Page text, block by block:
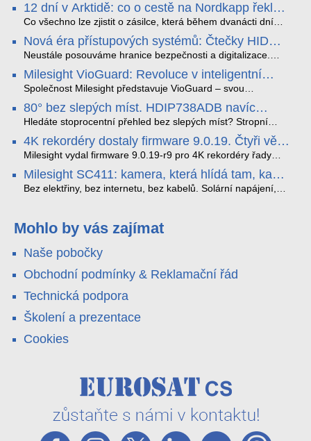
12 dní v Arktidě: co o cestě na Nordkapp řekla
data ze SMARTBOX 2 MAX
Co všechno lze zjistit o zásilce, která během dvanácti dní
projede Arktidou? SMARTBOX 2 MAX jsme vzali na trasu z
Tromsø přes Lofoty, Kirunu a finské Laponsko až na
Nordkapp. Bez jediného dobití, v mrazu až −13 °C a mimo
stabilní mobilní signál zaznamenával polohu, teplotu, světlo,
otřesy i náklon. Výsledkem není jen čára na mapě, ale
podrobný datový příběh celé cesty.
Nová éra přístupových systémů: Čtečky HID
Signo
Neustále posouváme hranice bezpečnosti a digitalizace.
Rádi bychom Vám proto představili naši nejnovější nabídku
v oblasti kontroly přístupu – moderní a vysoce univerzální
čtečky HID Signo.
Milesight VioGuard: Revoluce v inteligentní
detekci dopravních přestupků
Společnost Milesight představuje VioGuard – svou
nejnovější proprietární technologii pro pokročilou detekci
dopravních přestupků. Tento systém, poháněný
sofistikovanými algoritmy umělé inteligence (AI), je navržen
tak, aby poskytoval komplexní nástroje pro vymáhání
dopravních předpisů, zvyšoval bezpečnost na silnicích a
optimalizoval plynulost dopravy v moderních městech.
80° bez slepých míst. HDIP738ADB navíc
streamuje na YouTube – bez PC.
Hledáte stoprocentní přehled bez slepých míst? Stropní
panoramatická kamera HDIP738ADB skládá obraz ze dvou
4MP senzorů SONY do jednoho čistého 180° záběru bez
zkreslení. K tomu přidává AI detekci osob a vozidel,
obousměrný zvuk a unikátní možnost přímého vysílání na
YouTube – bez běžícího počítače.
4K rekordéry dostaly firmware 9.0.19. Čtyři věci,
které musíte vědět.
Milesight vydal firmware 9.0.19-r9 pro 4K rekordéry řady
H.265. Pokud tyhle systémy instalujete, jsou tu čtyři věci,
které vám zjednoduší práci – a jedna z nich vám ušetří
spoustu zbytečných výjezdů k zákazníkům.
Milesight SC411: kamera, která hlídá tam, kam
kabel nedosáhne
Bez elektřiny, bez internetu, bez kabelů. Solární napájení,
váš telefon. Podívejte se na video.
Mohlo by vás zajímat
Naše pobočky
Obchodní podmínky & Reklamační řád
Technická podpora
Školení a prezentace
Cookies